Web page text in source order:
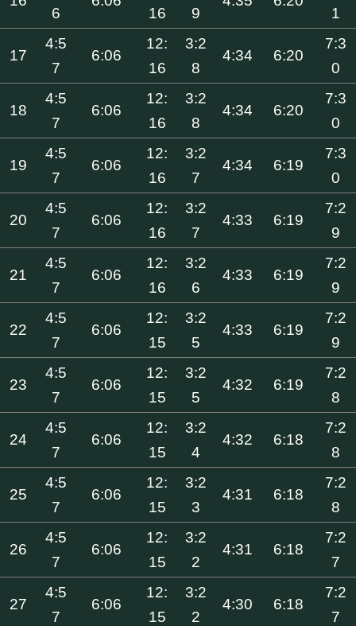
6 16 9 1
17
4:5
7
6:06
12:
16
3:2
8
4:34 6:20
7:3
0
18
4:5
7
6:06
12:
16
3:2
8
4:34 6:20
7:3
0
19
4:5
7
6:06
12:
16
3:2
7
4:34 6:19
7:3
0
20
4:5
7
6:06
12:
16
3:2
7
4:33 6:19
7:2
9
21
4:5
7
6:06
12:
16
3:2
6
4:33 6:19
7:2
9
22
4:5
7
6:06
12:
15
3:2
5
4:33 6:19
7:2
9
23
4:5
7
6:06
12:
15
3:2
5
4:32 6:19
7:2
8
24
4:5
7
6:06
12:
15
3:2
4
4:32 6:18
7:2
8
25
4:5
7
6:06
12:
15
3:2
3
4:31 6:18
7:2
8
26
4:5
7
6:06
12:
15
3:2
2
4:31 6:18
7:2
7
27
4:5
7
6:06
12:
15
3:2
2
4:30 6:18
7:2
7